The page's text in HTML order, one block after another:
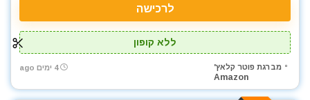
לרכישה
ללא קופון
מברגת פוטר קלאץ'
Amazon
4 ימים ago